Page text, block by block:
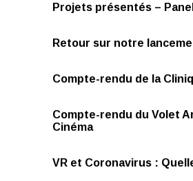
Projets présentés –
Retour sur notre
Compte-rendu de la
Compte-rendu du Volet
Cinéma
VR et Coronavirus :